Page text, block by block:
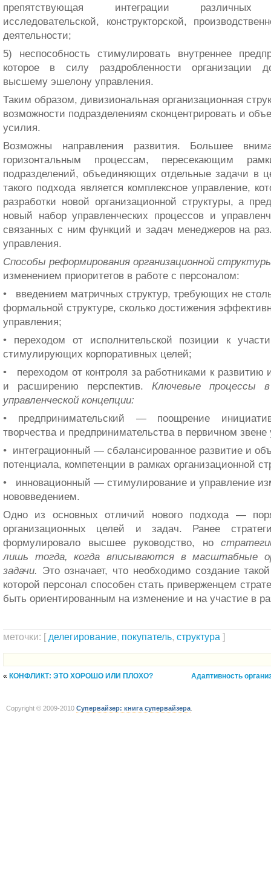
препятствующая интеграции различных
исследовательской, конструкторской,
деятельности;
5) неспособность стимулировать внутреннее
которое в силу раздробленности организации
высшему эшелону управления.
Таким образом, дивизиональная организационная
возможности подразделениям сконцентрировать и
усилия.
Возможны направления развития. Большее
горизонтальным процессам, пересекающим
подразделений, объединяющих отдельные задачи в
такого подхода является комплексное управле­ние,
разработки новой организационной структуры, а
новый набор управленческих процессов и
связанных с ним функ­ций и задач менеджеров на
управления.
Способы реформирования организационной
изменением приоритетов в работе с персоналом:
• введением матричных структур, требующих не
формальной структуре, сколько достижения
управления;
• переходом от исполнительской позиции к
стимулирующих корпоративных целей;
• переходом от контроля за работниками к развитию
и расширению перспектив. Ключевые процессы
управленческой концепции:
• предпринимательский — поощрение
творчества и предпринимательства в первичном звене
• интеграционный — сбалансированное развитие и
потенциала, компетенции в рамках организационной
• инновационный — стимулирование и управление
нововведением.
Одно из основных отличий нового подхода —
организационных целей и задач. Ранее
формулировало высшее руководство, но
лишь тогда, когда вписываются в масштабные
задачи. Это означает, что необходимо создание
которой персонал способен стать приверженцем
быть ориентированным на изменение и на участие в
меточки: [ делегирование, покупатель, структура ]
« КОНФЛИКТ: ЭТО ХОРОШО ИЛИ ПЛОХО? Адаптивность
Copyright © 2009-2010 Супервайзер: книга супервайзера